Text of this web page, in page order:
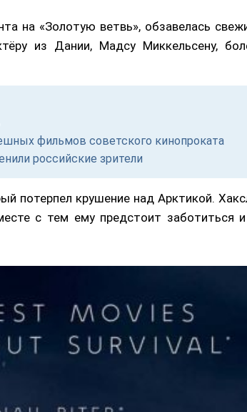
на «Золотую ветвь», обзавелась
из Дании, Мадсу Миккельсену,
фильмов советского кинопроката
российские зрители
потерпел крушение над Арктикой.
с тем ему предстоит заботиться